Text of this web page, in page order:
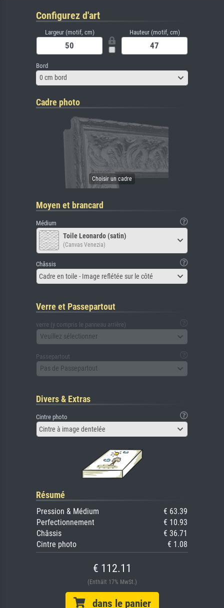
Configurez d'art
Largeur (motif, cm) Hauteur (motif, cm)
Bord
0 cm bord
Cadre photo
Moyen et brancard
Médium
Toile Leonardo (satin)
(Canvas Venezia)
Châssis
Cadre en toile - Image reflétée sur le côté
Verre et Passepartout
verre (y compris le panneau arrière)
Veuillez sélectionner
Passepartout
Pas de Passepartout
Divers & Extras
Cintre photo
Cintre à image dentelée
Résumé
Pression & Médium
€ 63.39
Perfectionnement
€ 10.93
Châssis
€ 36.71
Cintre photo
€ 1.08
€ 112.11
(Enthält 17% MwSt.)
dans le panier